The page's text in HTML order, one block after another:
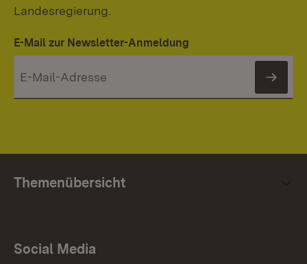
Landesregierung.
E-Mail zur Newsletter-Anmeldung
Themenübersicht
Social Media